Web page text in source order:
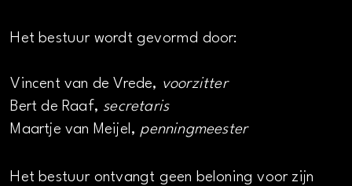
Het bestuur wordt gevormd door:
Vincent van de Vrede, voorzitter
Bert de Raaf, secretaris
Maartje van Meijel, penningmeester
Het bestuur ontvangt geen beloning voor zijn